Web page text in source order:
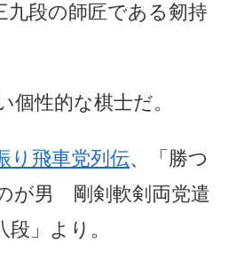
九段の師匠である剱持
性的な棋士だ。
り飛車党列伝、「勝つ
が男 剛剣軟剣両党遣
」より。